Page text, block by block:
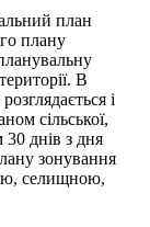
план
плану
В
і
сільської,
30 днів з дня
зонування
селищною,